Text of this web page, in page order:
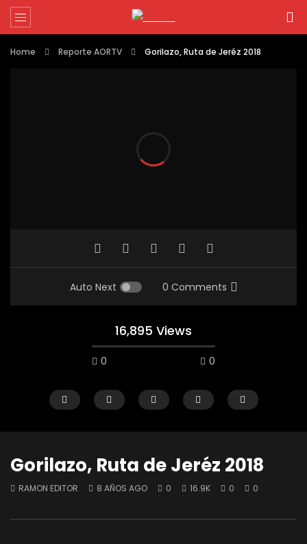
Home Reporte AORTV Gorilazo, Ruta de Jeréz 2018
Auto Next 0 Comments
16,895 Views
0 0
Gorilazo, Ruta de Jeréz 2018
RAMON EDITOR 8 AÑOS AGO 0 16.9K 0 0